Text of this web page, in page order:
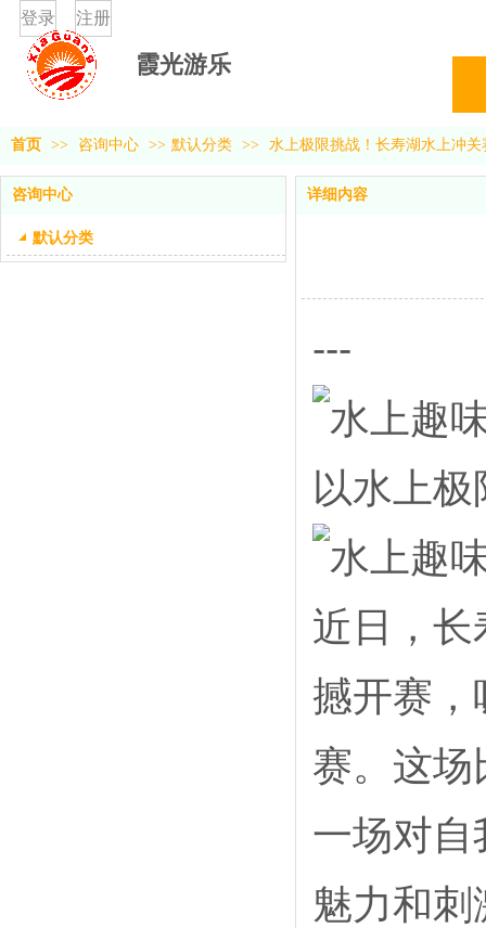
登录 注册
霞光游乐
首页 >> 咨询中心 >> 默认分类 >> 水上极限挑战！长寿湖水上冲
咨询中心
默认分类
详细内容
---
以水上
近日，长
撼开赛，
赛。这场
一场对自
魅力和刺